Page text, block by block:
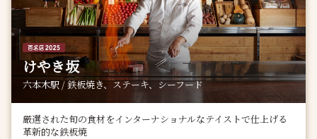
けやき坂
六本木駅 / 鉄板焼き、ステーキ、シーフード
厳選された旬の食材をインターナショナルなテイストで仕上げる
革新的な鉄板焼